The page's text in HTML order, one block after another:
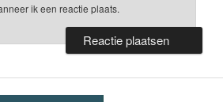
ik een reactie plaats.